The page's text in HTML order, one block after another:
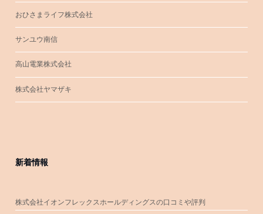
おひさまライフ株式会社
サンユウ南信
高山電業株式会社
株式会社ヤマザキ
新着情報
株式会社イオンフレックスホールディングスの口コミや評判